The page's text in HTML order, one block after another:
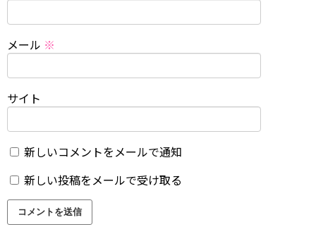
メール ※
サイト
新しいコメントをメールで通知
新しい投稿をメールで受け取る